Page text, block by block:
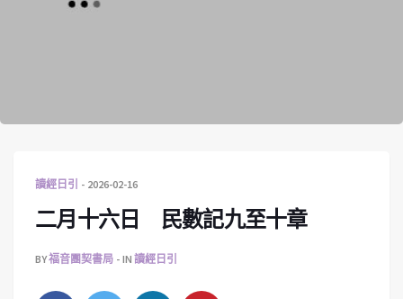
讀經日引 2026-02-16
二月十六日 民數記九至十章
BY福音團契書局 IN 讀經日引